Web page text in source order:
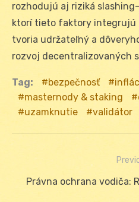
rozhodujú aj riziká
ktorí tieto faktory integrujú
tvoria udržateľný a
rozvoj decentralizovaných
Tag: bezpečnosť
masternody & staking
uzamknutie
validátor
Navigácia
Previous
Právna ochrana vodiča: